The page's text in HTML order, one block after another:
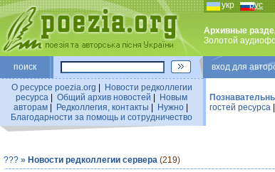
укр рус
Архивные
Золотой
поиск вход для
О ресурсе poezia.org
Новости редколлегии
ресурса
Общий архив новостей
Новым
авторам| Редколлегия, контакты Нужно|
Благодарности за помощь и сотрудничество
гостей ресурса
??? » Новости редколлегии сервера (219)